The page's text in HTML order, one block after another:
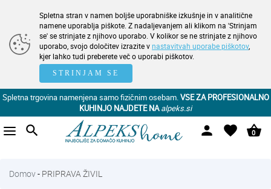
Spletna stran v namen boljše uporabniške izkušnje in v analitične
namene uporablja piškote. Z nadaljevanjem ali klikom na 'Strinjam
se' se strinjate z njihovo uporabo. V kolikor se ne strinjate z njihovo
uporabo, svojo določitev izrazite vnastavitvah uporabe piškotov,
kjer lahko tudi preberete več o uporabi piškotov.
STRINJAM SE
Spletna trgovina namenjena samo fizičnim osebam.VSE ZA PROFESIONALNO
KUHINJO NAJDETE NA alpeks.si
search person favorite shopping_basket
0
Domov- PRIPRAVA ŽIVIL